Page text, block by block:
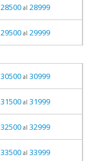
28500al 28999
29500al 29999
30500al 30999
31500al 31999
32500al 32999
33500al 33999